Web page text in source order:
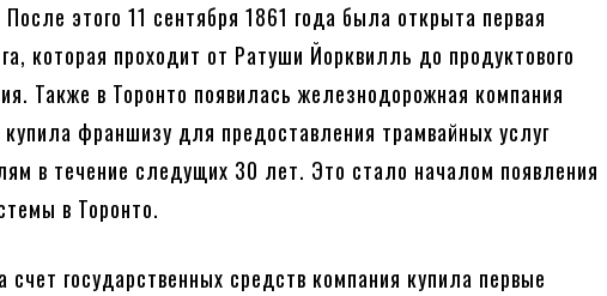
этого 11 сентября 1861 года была открыта первая
которая проходит от Ратуши Йорквилль до продуктового
Также в Торонто появилась железнодорожная компания
франшизу для предоставления трамвайных услуг
в течение следущих 30 лет. Это стало началом появления
в Торонто.
счет государственных средств компания купила первые